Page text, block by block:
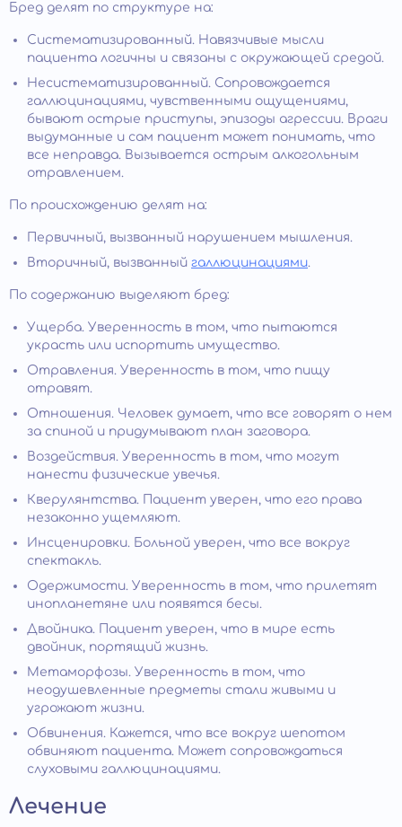
Бред делят по структуре на:
Систематизированный. Навязчивые мысли
пациента логичны и связаны с окружающей средой.
Несистематизированный. Сопровождается
галлюцинациями, чувственными ощущениями,
бывают острые приступы, эпизоды агрессии. Враги
выдуманные и сам пациент может понимать, что
все неправда. Вызывается острым алкогольным
отравлением.
По происхождению делят на:
Первичный, вызванный нарушением мышления.
Вторичный, вызванный галлюцинациями.
По содержанию выделяют бред:
Ущерба. Уверенность в том, что пытаются
украсть или испортить имущество.
Отравления. Уверенность в том, что пищу
отравят.
Отношения. Человек думает, что все говорят о нем
за спиной и придумывают план заговора.
Воздействия. Уверенность в том, что могут
нанести физические увечья.
Кверулянтства. Пациент уверен, что его права
незаконно ущемляют.
Инсценировки. Больной уверен, что все вокруг
спектакль.
Одержимости. Уверенность в том, что прилетят
инопланетяне или появятся бесы.
Двойника. Пациент уверен, что в мире есть
двойник, портящий жизнь.
Метаморфозы. Уверенность в том, что
неодушевленные предметы стали живыми и
угрожают жизни.
Обвинения. Кажется, что все вокруг шепотом
обвиняют пациента. Может сопровождаться
слуховыми галлюцинациями.
Лечение